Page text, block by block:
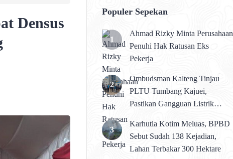
Densus
Populer Sepekan
Ahmad Rizky Minta Perusahaan
Penuhi Hak Ratusan Eks
Pekerja
Ombudsman Kalteng Tinjau
PLTU Tumbang Kajuei,
Pastikan Gangguan Listrik
Karhutla Kotim Meluas, BPBD
Sebut Sudah 138 Kejadian,
Lahan Terbakar 300 Hektare